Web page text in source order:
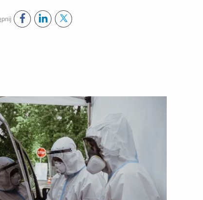
Punkt pobierania wymazów w Gnieźnie